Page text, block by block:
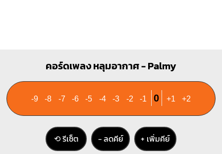
คอร์ดเพลง หลุมอากาศ - Palmy
-9 -8 -7 -6 -5 -4 -3 -2 -1 0 +1 +2
⟲ รีเซ็ต − ลดคีย์ + เพิ่มคีย์